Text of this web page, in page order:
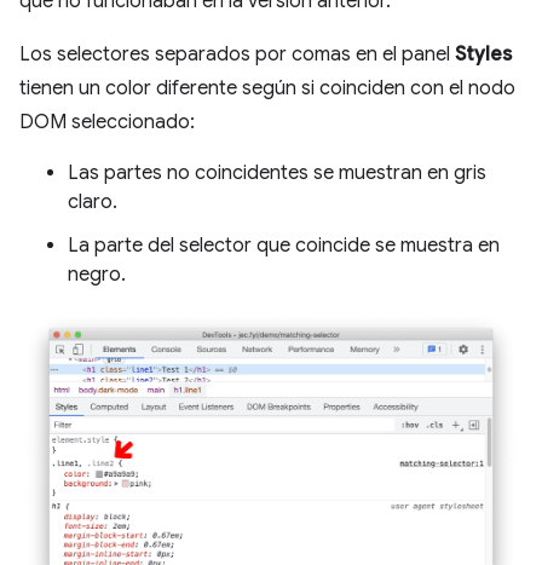
Los selectores separados por comas en el panel Styles
tienen un color diferente según si coinciden con el nodo
DOM seleccionado:
Las partes no coincidentes se muestran en gris
claro.
La parte del selector que coincide se muestra en
negro.